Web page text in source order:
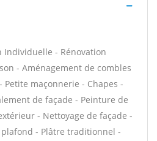
Individuelle - Rénovation
- Aménagement de combles
maçonnerie - Chapes -
de façade - Peinture de
- Nettoyage de façade -
- Plâtre traditionnel -